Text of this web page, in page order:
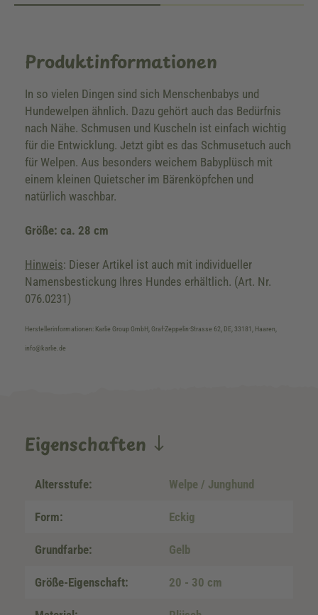
Produktinformationen
In so vielen Dingen sind sich Menschenbabys und
Hundewelpen ähnlich. Dazu gehört auch das Bedürfnis
nach Nähe. Schmusen und Kuscheln ist einfach wichtig
für die Entwicklung. Jetzt gibt es das Schmusetuch auch
für Welpen. Aus besonders weichem Babyplüsch mit
einem kleinen Quietscher im Bärenköpfchen und
natürlich waschbar.
Größe: ca. 28 cm
Hinweis: Dieser Artikel ist auch mit individueller
Namensbestickung Ihres Hundes erhältlich. (Art. Nr.
076.0231)
Herstellerinformationen: Karlie Group GmbH, Graf-Zeppelin-Strasse 62, DE, 33181, Haaren,
info@karlie.de
Eigenschaften
Altersstufe: Welpe / Junghund
Form: Eckig
Grundfarbe: Gelb
Größe-Eigenschaft: 20 - 30 cm